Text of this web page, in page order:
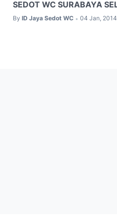
SEDOT WC SURABAYA
By ID Jaya Sedot WC • 04 Jan, 2014